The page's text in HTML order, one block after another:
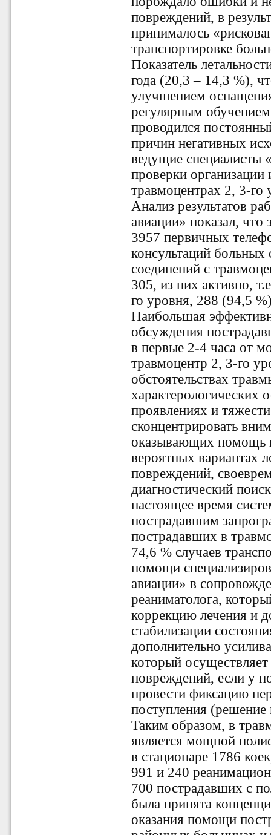
повреждений, в
принималось
транспортировке
Показатель
года (20,3 – 14,3 %),
улучшением
регулярным
проводился
причин негативных
ведущие
проверки
травмоцентрах 2, 3-го
Анализ результатов
авиации» показал, что
3957 первичных
консультаций
соединений с
305, из них активно,
го уровня, 288 (94,5
Наибольшая
обсуждения
в первые 2-4 часа от
травмоцентр 2, 3-го
обстоятельствах
характерологических
проявлениях и
сконцентрировать
оказывающих помощь
вероятных вариантах
повреждений,
диагностический
настоящее время
пострадавшим
пострадавших в
74,6 % случаев
помощи
авиации» в
реаниматолога,
коррекцию лечения и
стабилизации
дополнительно
который
повреждений, если у
провести фиксацию
поступления (решение
Таким образом, в
является мощной
в стационаре 1786
991 и 240
700 пострадавших с
была принята
оказания помощи